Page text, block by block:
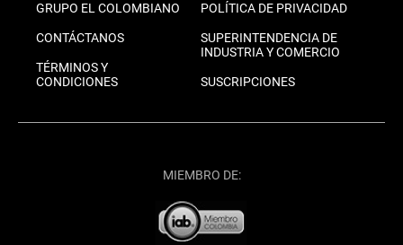
GRUPO EL COLOMBIANO
CONTÁCTANOS
TÉRMINOS Y
CONDICIONES
POLÍTICA DE PRIVACIDAD
SUPERINTENDENCIA DE
INDUSTRIA Y COMERCIO
SUSCRIPCIONES
MIEMBRO DE: